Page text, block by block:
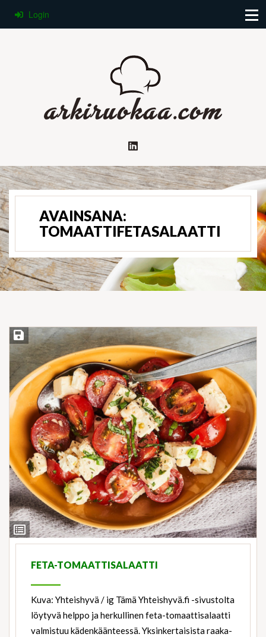
Login
AVAINSANA:
TOMAATTIFETASALAATTI
View
Ingredients
Save Recipe
FETA-TOMAATTISALAATTI
Kuva: Yhteishyvä / ig Tämä Yhteishyvä.fi -sivustolta
löytyvä helppo ja herkullinen feta-tomaattisalaatti
valmistuu kädenkäänteessä. Yksinkertaisista raaka-